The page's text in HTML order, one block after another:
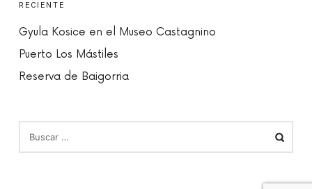
RECIENTE
Gyula Kosice en el Museo Castagnino
Puerto Los Mástiles
Reserva de Baigorria